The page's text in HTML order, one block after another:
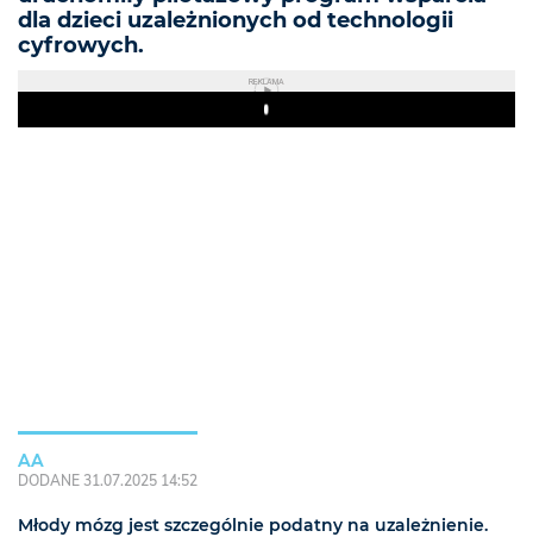
dla dzieci uzależnionych od technologii
cyfrowych.
REKLAMA
Play
AA
DODANE 31.07.2025 14:52
Młody mózg jest szczególnie podatny na uzależnienie.